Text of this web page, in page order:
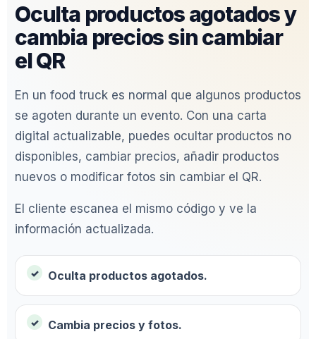
Oculta productos agotados y
cambia precios sin cambiar
el QR
En un food truck es normal que algunos productos
se agoten durante un evento. Con una carta
digital actualizable, puedes ocultar productos no
disponibles, cambiar precios, añadir productos
nuevos o modificar fotos sin cambiar el QR.
El cliente escanea el mismo código y ve la
información actualizada.
Oculta productos agotados.
Cambia precios y fotos.